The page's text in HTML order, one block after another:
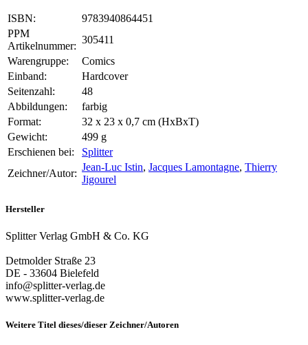
ISBN:
9783940864451
PPM
Artikelnummer:
305411
Warengruppe:
Comics
Einband:
Hardcover
Seitenzahl:
48
Abbildungen:
farbig
Format:
32 x 23 x 0,7 cm (HxBxT)
Gewicht:
499 g
Erschienen bei:
Splitter
Zeichner/Autor:
Jean-Luc Istin, Jacques Lamontagne, Thierry
Jigourel
Hersteller
Splitter Verlag GmbH & Co. KG
Detmolder Straße 23
DE - 33604 Bielefeld
info@splitter-verlag.de
www.splitter-verlag.de
Weitere Titel dieses/dieser Zeichner/Autoren